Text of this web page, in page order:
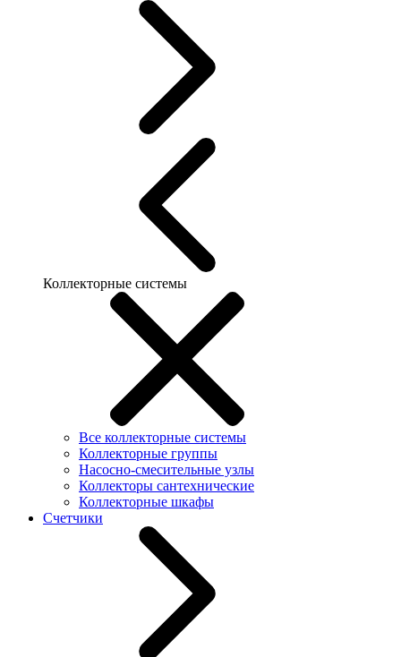
Коллекторные системы
Все коллекторные системы
Коллекторные группы
Насосно-смесительные узлы
Коллекторы сантехнические
Коллекторные шкафы
Счетчики